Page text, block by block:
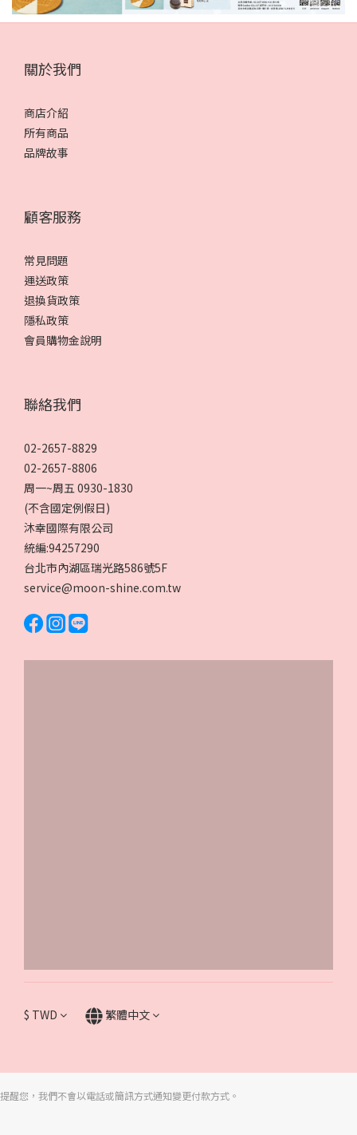
關於我們
商店介紹
所有商品
品牌故事
顧客服務
常見問題
運送政策
退換貨政策
隱私政策
會員購物金說明
聯絡我們
02-2657-8829
02-2657-8806
周一~周五 0930-1830
(不含國定例假日)
沐幸國際有限公司
統編:94257290
台北市內湖區瑞光路586號5F
service@moon-shine.com.tw
$ TWD 繁體中文
提醒您，我們不會以電話或簡訊方式通知變更付款方式。